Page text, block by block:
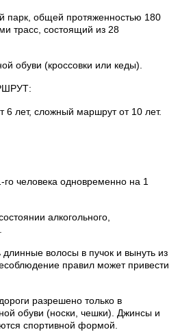
парк, общей протяженностью 180
трасс, состоящий из 28
обуви (кроссовки или кеды).
6 лет, сложный маршрут от 10 лет.
го человека одновременно на 1
алкогольного,
волосы в пучок и вынуть из
правил может привести
разрешено только в
обуви (носки, чешки). Джинсы и
спортивной формой.